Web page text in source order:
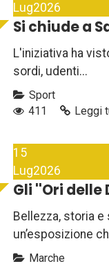
Lug2026
Si chiude a
L'iniziativa ha
sordi, udenti...
Sport
411
Leggi
15
Lug2026
Gli ''Ori delle
Bellezza, storia
un’esposizione
Marche